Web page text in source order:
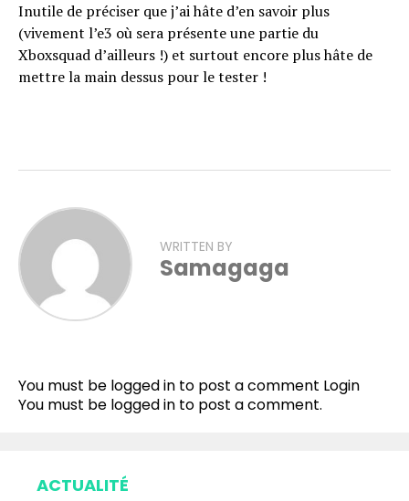
Inutile de préciser que j’ai hâte d’en savoir plus
(vivement l’e3 où sera présente une partie du
Xboxsquad d’ailleurs !) et surtout encore plus hâte de
mettre la main dessus pour le tester !
WRITTEN BY
Samagaga
You must be logged in to post a comment Login
You must be logged in to post a comment.
ACTUALITÉ
Pinterest